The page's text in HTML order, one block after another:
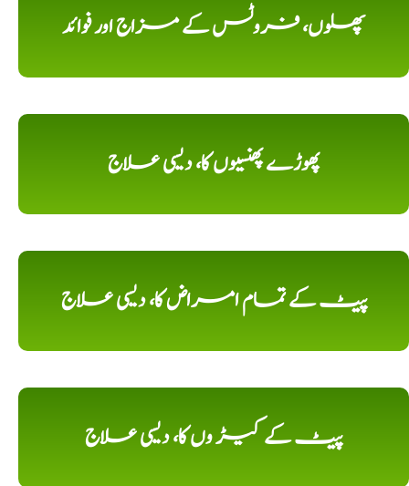
پھلوں، فروٹس کے مزاج اور فوائد
پھوڑے پھنسیوں کا، دیسی علاج
پیٹ کے تمام امراض کا، دیسی علاج
پیٹ کے کیڑ وں کا، دیسی علاج